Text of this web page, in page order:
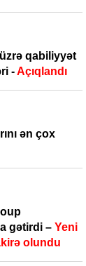
qabiliyyət
-Açıqlandı
ən çox
gətirdi – Yeni
olundu